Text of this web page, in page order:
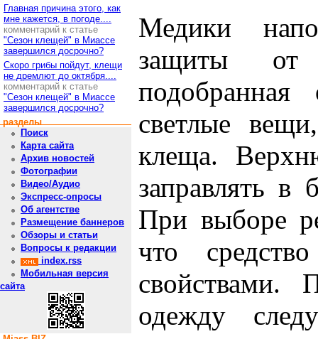
Главная причина этого, как
мне кажется, в погоде....
комментарий к статье
"Сезон клещей" в Миассе
завершился досрочно?
Скоро грибы пойдут, клещи
не дремлют до октября....
комментарий к статье
"Сезон клещей" в Миассе
завершился досрочно?
разделы
Поиск
Карта сайта
Архив новостей
Фотографии
Видео/Аудио
Экспресс-опросы
Об агентстве
Размещение баннеров
Обзоры и статьи
Вопросы к редакции
index.rss
Мобильная версия
сайта
Медики
защиты от
светлые
клеща.
заправлять
При выборе
что
свойствами.
одежду